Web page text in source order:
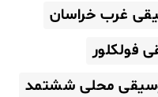
غرب خراسان
فولکلور
محلی ششتمد